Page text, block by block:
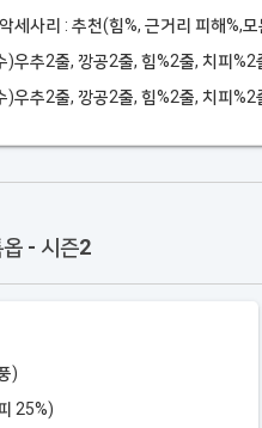
세사리 : 추천(힘%, 근거리 피해%,
)우추2줄, 깡공2줄, 힘%2줄, 치피%2
)우추2줄, 깡공2줄, 힘%2줄, 치피%2
- 시즌2
)
25%)